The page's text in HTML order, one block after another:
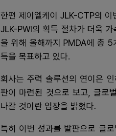
한편 제이엘케이 JLK-CTP의 이
JLK-PWI의 획득 절차가 더욱
을 위해 올해까지 PMDA에 총 5
득을 목표하고 있다.
회사는 주력 솔루션의 연이은
판이 마련된 것으로 보고, 글로
나갈 것이란 입장을 밝혔다.
특히 이번 성과를 발판으로 글